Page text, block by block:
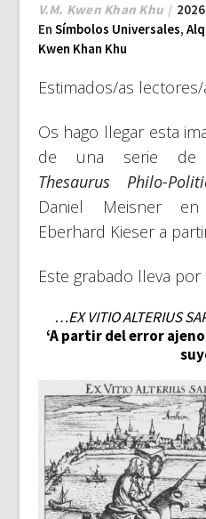
V.M. Kwen Khan Khu
En Símbolos Universales,
Kwen Khan Khu
Estimados/as lectores/
Os hago llegar esta
de una serie de
Thesaurus Philo-
Daniel Meisner
Eberhard Kieser a
Este grabado lleva
…EX VITIO ALTERIUS
‘A partir del error